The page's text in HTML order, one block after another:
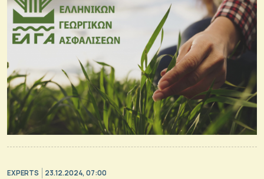
EXPERTS 23.12.2024, 07:00